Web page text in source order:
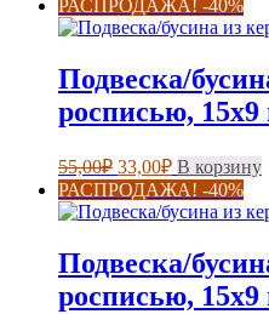
РАСПРОДАЖА! -40%
Подвеска/
росписью,
55,00₽ Первоначальная
цена
составляла
33,00₽Текущая
цена:
33,00₽.
В корзину
РАСПРОДАЖА! -40%
Подвеска/
росписью,